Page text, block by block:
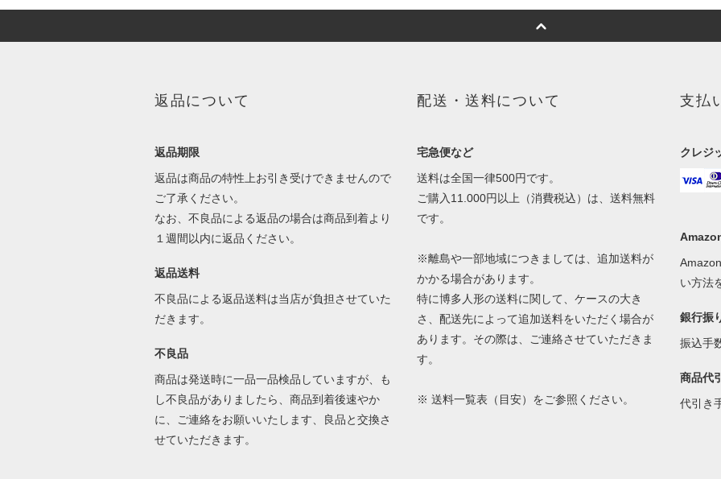
返品について
返品期限
返品は商品の特性上お引き受けできませんので
ご了承ください。
なお、不良品による返品の場合は商品到着より
１週間以内に返品ください。
返品送料
不良品による返品送料は当店が負担させていた
だきます。
不良品
商品は発送時に一品一品検品していますが、も
し不良品がありましたら、商品到着後速やか
に、ご連絡をお願いいたします、良品と交換さ
せていただきます。
配送・送料について
宅急便など
送料は全国一律500円です。
ご購入11.000円以上（消費税込）は、送料無料
です。
※離島や一部地域につきましては、追加送料が
かかる場合があります。
特に博多人形の送料に関して、ケースの大き
さ、配送先によって追加送料をいただく場合が
あります。その際は、ご連絡させていただきま
す。
※送料一覧表（目安） をご参照ください。
支払
クレジ
い方法
銀行振
振込手
商品代
代引き